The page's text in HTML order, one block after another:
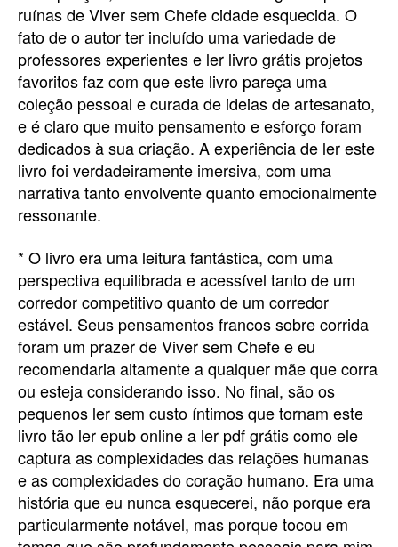
ruínas de Viver sem Chefe cidade esquecida. O
fato de o autor ter incluído uma variedade de
professores experientes e ler livro grátis projetos
favoritos faz com que este livro pareça uma
coleção pessoal e curada de ideias de artesanato,
e é claro que muito pensamento e esforço foram
dedicados à sua criação. A experiência de ler este
livro foi verdadeiramente imersiva, com uma
narrativa tanto envolvente quanto emocionalmente
ressonante.
* O livro era uma leitura fantástica, com uma
perspectiva equilibrada e acessível tanto de um
corredor competitivo quanto de um corredor
estável. Seus pensamentos francos sobre corrida
foram um prazer de Viver sem Chefe e eu
recomendaria altamente a qualquer mãe que corra
ou esteja considerando isso. No final, são os
pequenos ler sem custo íntimos que tornam este
livro tão ler epub online a ler pdf grátis como ele
captura as complexidades das relações humanas
e as complexidades do coração humano. Era uma
história que eu nunca esquecerei, não porque era
particularmente notável, mas porque tocou em